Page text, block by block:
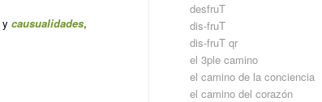
y causualidades,
desfruT
dis-fruT
dis-fruT qr
el 3ple camino
el camino de la conciencia
el camino del corazón